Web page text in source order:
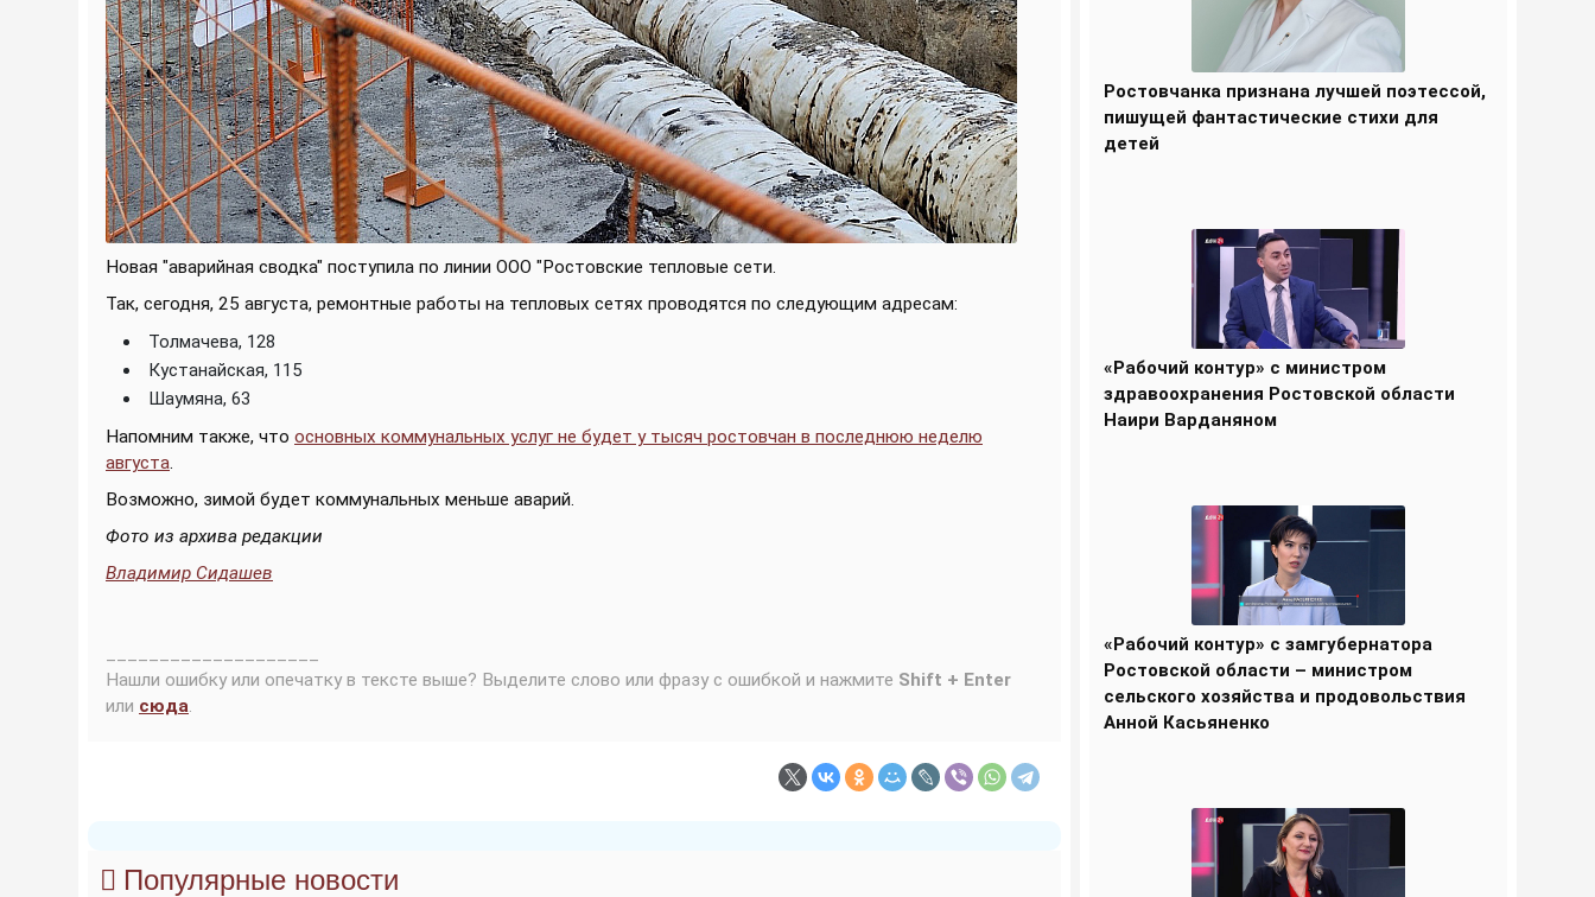
Новая "аварийная сводка" поступила по линии ООО "Ростовские тепловые сети.
Так, сегодня, 25 августа, ремонтные работы на тепловых сетях проводятся по следующим адресам:
Толмачева, 128
Кустанайская, 115
Шаумяна, 63
Напомним также, что основных коммунальных услуг не будет у тысяч ростовчан в последнюю неделю
августа.
Возможно, зимой будет коммунальных меньше аварий.
Фото из архива редакции
Владимир Сидашев
Нашли ошибку или опечатку в тексте выше? Выделите слово или фразу с ошибкой и нажмите Shift + Enter
или сюда.
Популярные новости
Ростовчанка признана лучшей поэтессой,
пишущей фантастические стихи для
детей
«Рабочий контур» с министром
здравоохранения Ростовской области
Наири Варданяном
«Рабочий контур» с замгубернатора
Ростовской области – министром
сельского хозяйства и продовольствия
Анной Касьяненко